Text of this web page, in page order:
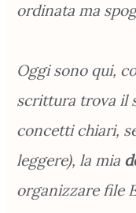
ordinata ma
Oggi sono qui,
scrittura trova il
concetti chiari,
leggere), la mia
organizzare file